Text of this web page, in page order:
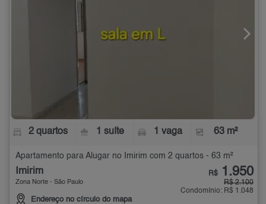
2 quartos 1 suíte 1 vaga 63 m²
Apartamento para Alugar no Imirim com 2 quartos - 63 m²
Imirim
Zona Norte - São Paulo
Endereço no círculo do mapa
R$ 1.950
R$ 2.100
Condomínio: R$ 1.048